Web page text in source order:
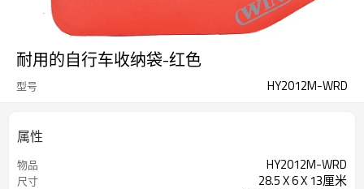
耐用的自行车收纳袋-红色
型号 HY2012M-WRD
属性
物品 HY2012M-WRD
尺寸 28.5 X 6 X 13厘米